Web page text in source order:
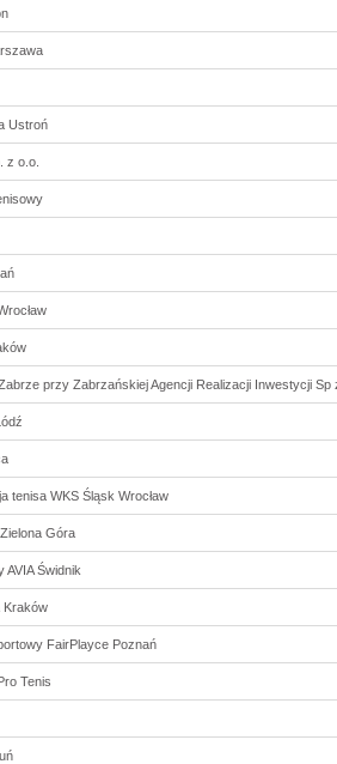
Ustroń
z o.o.
przy Zabrzańskiej Agencji Realizacji Inwestycji Sp
tenisa WKS Śląsk Wrocław
Góra
AVIA Świdnik
Kraków
FairPlayce Poznań
Tenis